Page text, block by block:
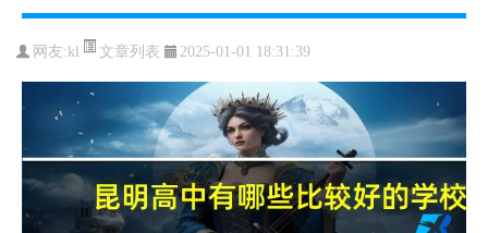
网友: kl 文章列表 2025-01-01 18:31:39